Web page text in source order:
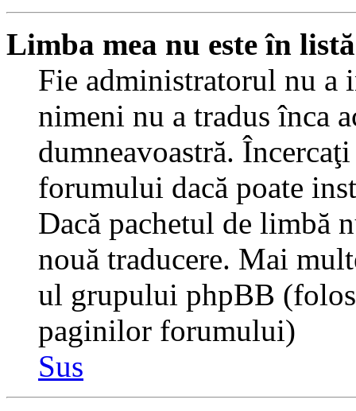
Limba mea nu este în
Fie administratorul nu a
nimeni nu a tradus înca
dumneavoastră.
forumului dacă poate
Dacă pachetul de limbă
nouă traducere. Mai
ul grupului phpBB
paginilor forumului)
Sus